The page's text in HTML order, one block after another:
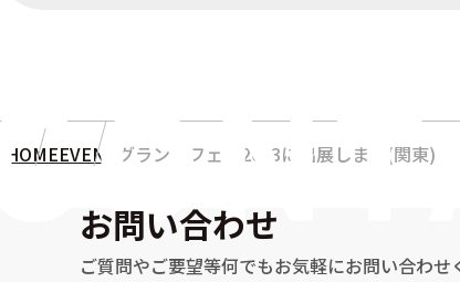
HOMEEVENT グランドフェア2013に出展します(関東)
お問い合わせ
ご質問やご要望等何でもお気軽にお問い合わせ